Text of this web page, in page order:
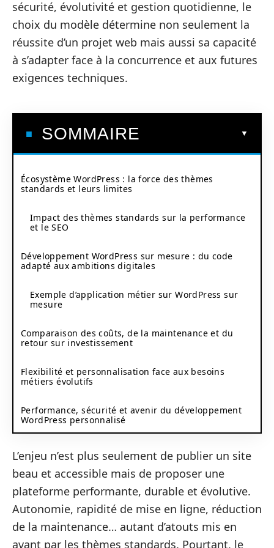
sécurité, évolutivité et gestion quotidienne, le
choix du modèle détermine non seulement la
réussite d’un projet web mais aussi sa capacité
à s’adapter face à la concurrence et aux futures
exigences techniques.
SOMMAIRE
Écosystème WordPress : la force des thèmes
standards et leurs limites
Impact des thèmes standards sur la performance
et le SEO
Développement WordPress sur mesure : du code
adapté aux ambitions digitales
Exemple d’application métier sur WordPress sur
mesure
Comparaison des coûts, de la maintenance et du
retour sur investissement
Flexibilité et personnalisation face aux besoins
métiers évolutifs
Performance, sécurité et avenir du développement
WordPress personnalisé
L’enjeu n’est plus seulement de publier un site
beau et accessible mais de proposer une
plateforme performante, durable et évolutive.
Autonomie, rapidité de mise en ligne, réduction
de la maintenance… autant d’atouts mis en
avant par les thèmes standards. Pourtant, le